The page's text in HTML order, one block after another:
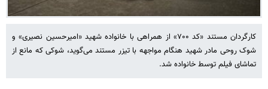
کارگردان مستند «کد ۷۰۰» از همراهی با خانواده شهید «امیرحسین نصیری» و
شوک روحی مادر شهید هنگام مواجهه با تیزر مستند می‌گوید، شوکی که مانع از
تماشای فیلم توسط خانواده شد.